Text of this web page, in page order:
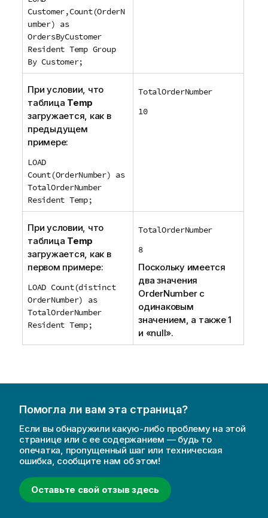
Customer,Count(OrderN
umber) as
OrdersByCustomer
Resident Temp Group
By Customer;
При условии, что
таблица Temp
загружается, как в
предыдущем
примере:
LOAD
Count(OrderNumber) as
TotalOrderNumber
Resident Temp;
TotalOrderNumber
10
При условии, что
таблица Temp
загружается, как в
первом примере:
LOAD Count(distinct
OrderNumber) as
TotalOrderNumber
Resident Temp;
TotalOrderNumber
8
Поскольку имеется
два значения
OrderNumberс
одинаковым
значением, а также 1
и «null».
Помогла ли вам эта страница?
Если вы обнаружили какую-либо проблему на этой
странице или с ее содержанием — будь то
опечатка, пропущенный шаг или техническая
ошибка, сообщите нам об этом!
Оставьте свой отзыв здесь